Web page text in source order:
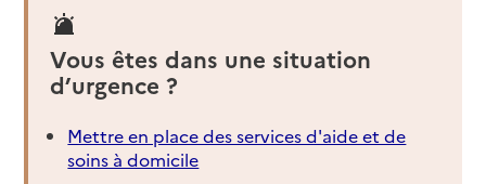
Vous êtes dans une situation
d’urgence ?
Mettre en place des services d'aide et de
soins à domicile